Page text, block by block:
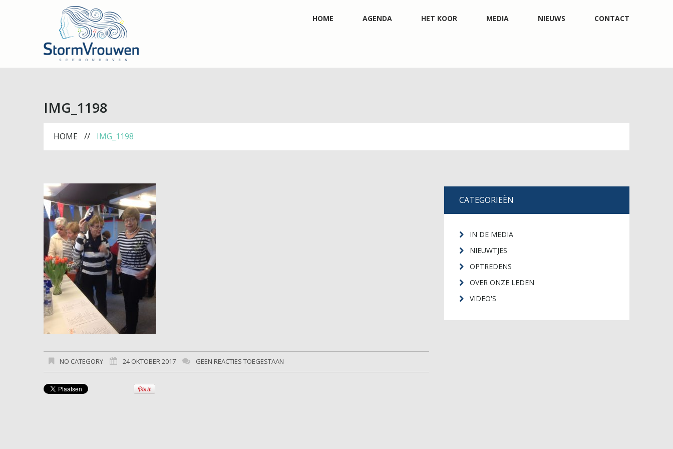
HOME AGENDA HET KOOR MEDIA NIEUWS CONTACT
IMG_1198
HOME IMG_1198
NO CATEGORY 24 OKTOBER 2017 GEEN REACTIES TOEGESTAAN
CATEGORIEËN
IN DE MEDIA
NIEUWTJES
OPTREDENS
OVER ONZE LEDEN
VIDEO'S